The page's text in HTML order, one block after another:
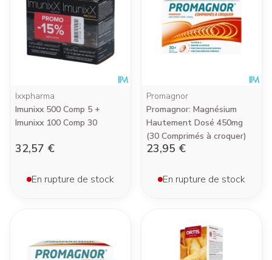
Ixxpharma
Imunixx 500 Comp 5 +
Imunixx 100 Comp 30
32,57 €
En rupture de stock
Promagnor
Promagnor: Magnésium
Hautement Dosé 450mg
(30 Comprimés à croquer)
23,95 €
En rupture de stock